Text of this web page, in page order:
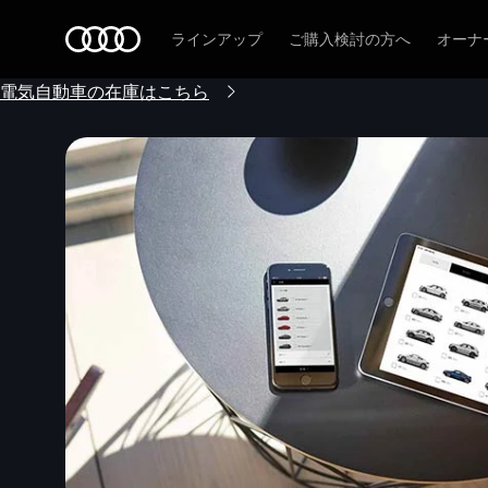
ラインアップ ご購入検討の方へ オーナ
電気自動車の在庫はこちら